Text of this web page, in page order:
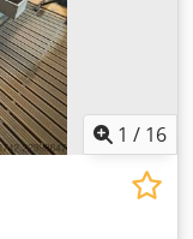
1 / 16